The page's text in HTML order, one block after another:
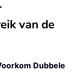
van de
Dubbele